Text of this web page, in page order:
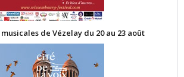
de Vézelay du 20 au 23 août